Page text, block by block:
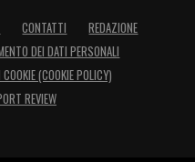
CONTATTI
REDAZIONE
DEI DATI PERSONALI
(COOKIE POLICY)
REVIEW